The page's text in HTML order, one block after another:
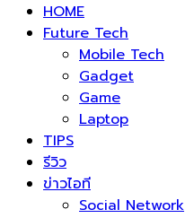
HOME
Future Tech
Mobile Tech
Gadget
Game
Laptop
TIPS
รีวิว
ข่าวไอที
Social Network